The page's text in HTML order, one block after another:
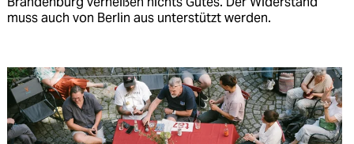
muss auch von Berlin aus unterstützt werden.